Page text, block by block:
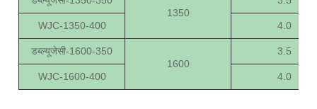
1350
WJC-1350-400 4.0
डब्ल्यूजेसी-1600-350
1600
3.5
WJC-1600-400 4.0